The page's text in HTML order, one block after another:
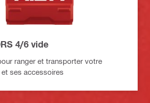
4/6 vide
ranger et transporter votre
ses accessoires